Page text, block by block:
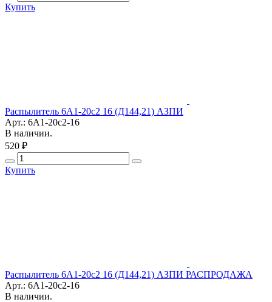
Купить
Распылитель 6А1-20с2 16 (Д144,21) АЗПИ
Арт.: 6А1-20с2-16
В наличии.
520 ₽
Купить
Распылитель 6А1-20с2 16 (Д144,21) АЗПИ РАСПРОДАЖА
Арт.: 6А1-20с2-16
В наличии.